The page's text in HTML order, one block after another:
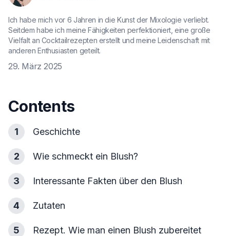
Ich habe mich vor 6 Jahren in die Kunst der Mixologie verliebt.
Seitdem habe ich meine Fähigkeiten perfektioniert, eine große
Vielfalt an Cocktailrezepten erstellt und meine Leidenschaft mit
anderen Enthusiasten geteilt.
29. März 2025
Contents
1 Geschichte
2 Wie schmeckt ein Blush?
3 Interessante Fakten über den Blush
4 Zutaten
5 Rezept. Wie man einen Blush zubereitet